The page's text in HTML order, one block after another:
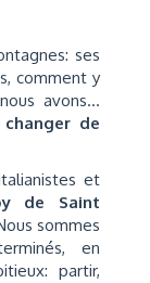
ses
comment y
avons...
changer de
et
de Saint
sommes
en
partir,